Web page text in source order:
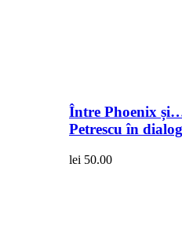
Între Phoenix
Petrescu în
lei 50.00